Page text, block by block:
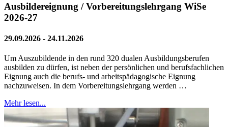
Ausbildereignung / Vorbereitungslehrgang WiSe
2026-27
29.09.2026 - 24.11.2026
Um Auszubildende in den rund 320 dualen Ausbildungsberufen
ausbilden zu dürfen, ist neben der persönlichen und berufsfachlichen
Eignung auch die berufs- und arbeitspädagogische Eignung
nachzuweisen. In dem Vorbereitungslehrgang werden …
Mehr lesen...